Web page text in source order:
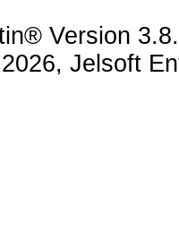
Version
Jelsoft